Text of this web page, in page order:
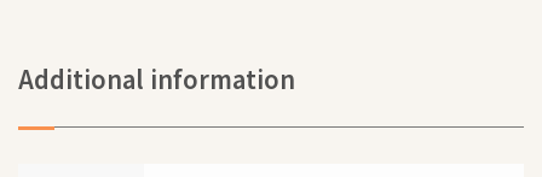
Additional information